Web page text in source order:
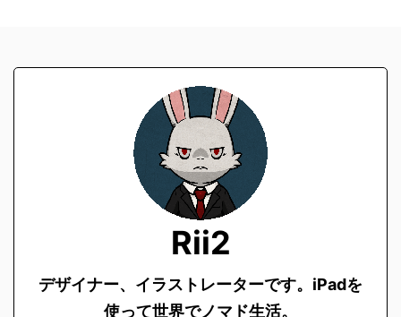
Rii2
デザイナー、イラストレーターです。 iPadを
使って世界でノマド生活。